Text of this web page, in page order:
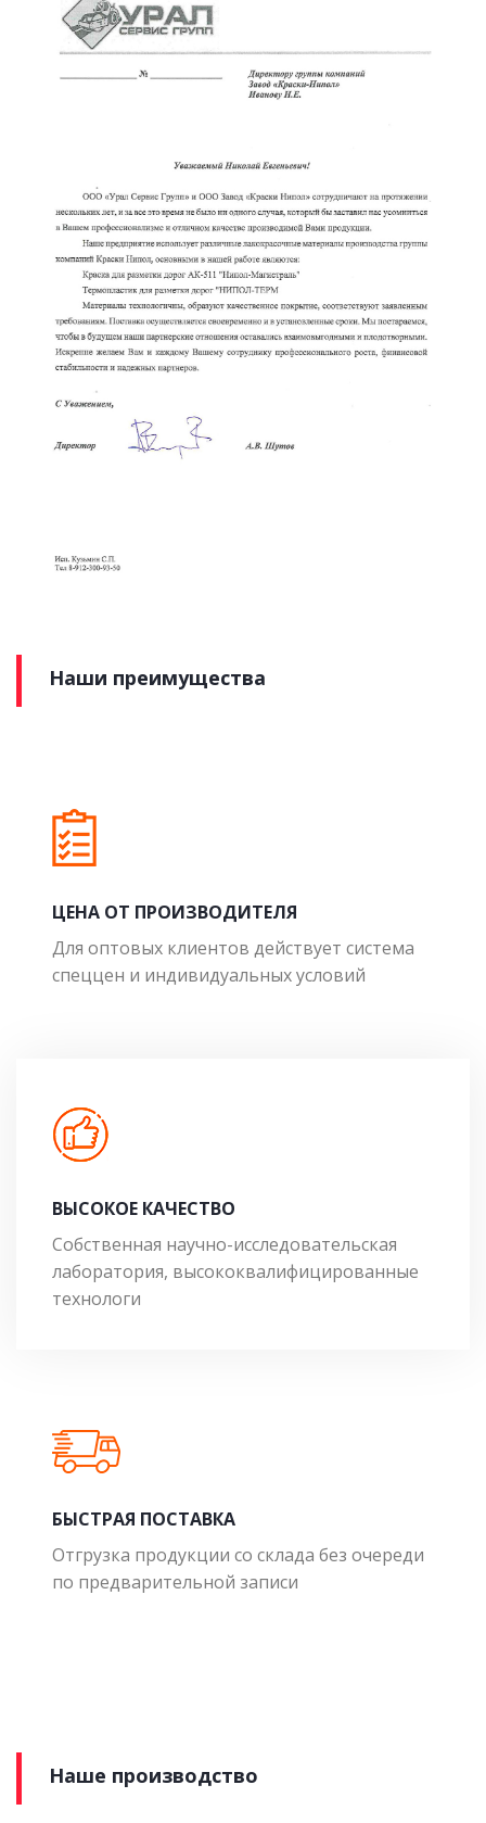
Наши преимущества
ЦЕНА ОТ ПРОИЗВОДИТЕЛЯ
Для оптовых клиентов действует система
спеццен и индивидуальных условий
ВЫСОКОЕ КАЧЕСТВО
Собственная научно-исследовательская
лаборатория, высококвалифицированные
технологи
БЫСТРАЯ ПОСТАВКА
Отгрузка продукции со склада без очереди
по предварительной записи
Наше производство